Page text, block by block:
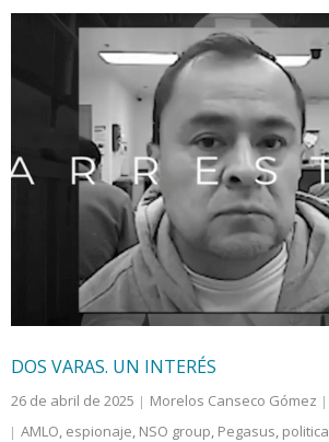
DOS VARAS. UN INTERÉS
26 de abril de 2025 Morelos Canseco Gómez
AMLO, espionaje, NSO group, Pegasus, politica